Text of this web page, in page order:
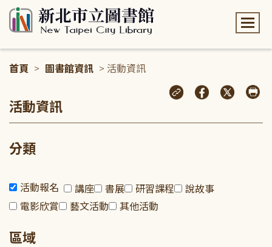
首頁 > 圖書館資訊 > 活動資訊
活動資訊
分類
活動報名 講座 書展 研習課程
說故事
電影欣賞
藝文活動 其他活動
區域